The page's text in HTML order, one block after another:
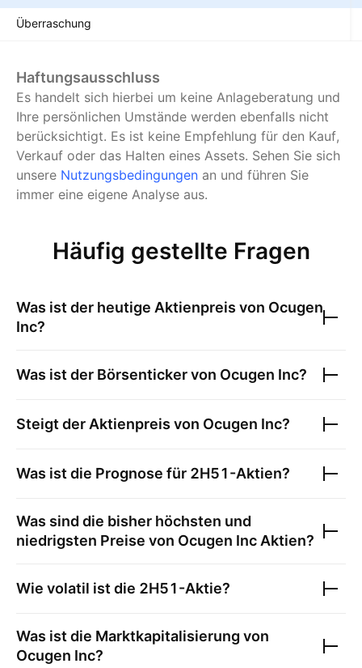
Überraschung
Haftungsausschluss
Es handelt sich hierbei um keine Anlageberatung und
Ihre persönlichen Umstände werden ebenfalls nicht
berücksichtigt. Es ist keine Empfehlung für den Kauf,
Verkauf oder das Halten eines Assets. Sehen Sie sich
unsere Nutzungsbedingungen an und führen Sie
immer eine eigene Analyse aus.
Häufig gestellte Fragen
Was ist der heutige Aktienpreis von Ocugen
Inc?
Was ist der Börsenticker von Ocugen Inc?
Steigt der Aktienpreis von Ocugen Inc?
Was ist die Prognose für 2H51-Aktien?
Was sind die bisher höchsten und
niedrigsten Preise von Ocugen Inc Aktien?
Wie volatil ist die 2H51-Aktie?
Was ist die Marktkapitalisierung von
Ocugen Inc?